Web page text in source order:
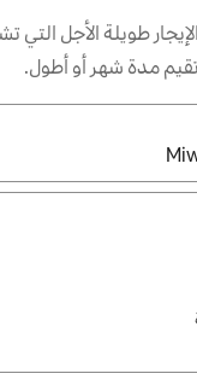
طويلة الأجل التي
مدة شهر أو أطول.
انتقل باستخدام